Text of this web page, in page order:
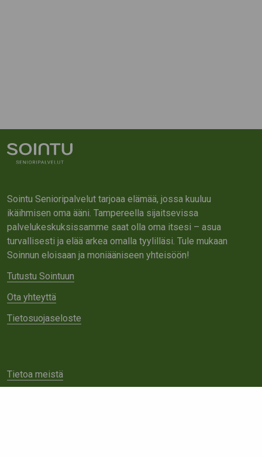
Sointu Senioripalvelut tarjoaa elämää, jossa kuuluu
ikäihmisen oma ääni. Tampereella sijaitsevissa
palvelukeskuksissamme saat olla oma itsesi – asua
turvallisesti ja elää arkea omalla tyylilläsi. Tule mukaan
Soinnun eloisaan ja moniääniseen yhteisöön!
Tutustu Sointuun
Ota yhteyttä
Tietosuojaseloste
Tietoa meistä